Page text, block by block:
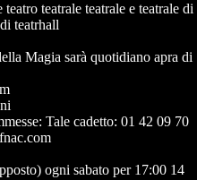
teatrale teatrale e teatrale di
teatrhall
Magia sarà quotidiano apra di
Tale cadetto: 01 42 09 70
ogni sabato per 17:00 14